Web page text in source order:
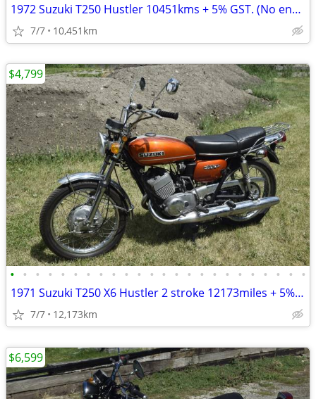
1972 Suzuki T250 Hustler 10451kms + 5% GST. (No endless fees)
7/7 10,451km
• • • • • • • • • • • • • • • • • • • • • • • •
1971 Suzuki T250 X6 Hustler 2 stroke 12173miles + 5% GST. (No endless
7/7 12,173km
$4,799
$6,599